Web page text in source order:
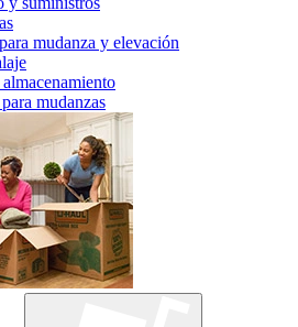
mudanza y elevación
mudanzas